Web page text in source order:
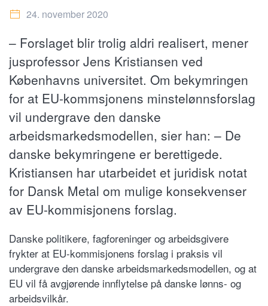
24. november 2020
– Forslaget blir trolig aldri realisert, mener
jusprofessor Jens Kristiansen ved
Københavns universitet. Om bekymringen
for at EU-kommsjonens minstelønnsforslag
vil undergrave den danske
arbeidsmarkedsmodellen, sier han: – De
danske bekymringene er berettigede.
Kristiansen har utarbeidet et juridisk notat
for Dansk Metal om mulige konsekvenser
av EU-kommisjonens forslag.
Danske politikere, fagforeninger og arbeidsgivere
frykter at EU-kommisjonens forslag i praksis vil
undergrave den danske arbeidsmarkedsmodellen, og at
EU vil få avgjørende innflytelse på danske lønns- og
arbeidsvilkår.